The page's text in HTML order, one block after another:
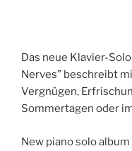
Das neue Klavier-
Nerves” beschreibt
Vergnügen,
Sommertagen oder
New piano solo